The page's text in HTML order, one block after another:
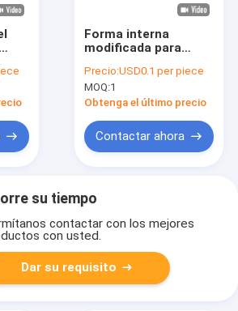
Forma interna
modificada para
particulares
transparente del
florero del tubo del
grande
Precio:USD0.1 per piece
MOQ:1
Obtenga el último precio
Contactar ahora
su tiempo
contactar con los mejores
con usted.
Dar su requisito